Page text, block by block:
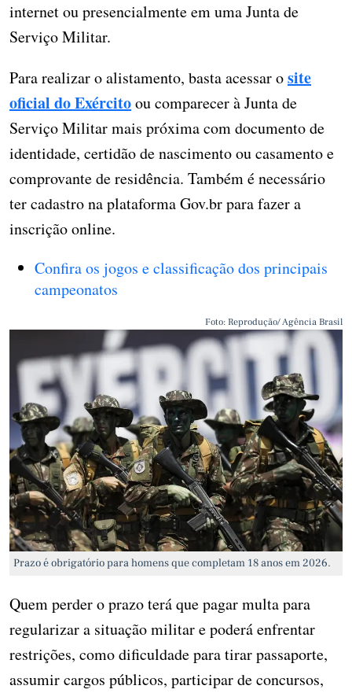
internet ou presencialmente em uma Junta de
Serviço Militar.
Para realizar o alistamento, basta acessar osite
oficial do Exércitoou comparecer à Junta de
Serviço Militar mais próxima com documento de
identidade, certidão de nascimento ou casamento e
comprovante de residência. Também é necessário
ter cadastro na plataforma Gov.br para fazer a
inscrição online.
Confira os jogos e classificação dos principais
campeonatos
Foto: Reprodução/ Agência Brasil
Prazo é obrigatório para homens que completam 18 anos em 2026.
Quem perder o prazo terá que pagar multa para
regularizar a situação militar e poderá enfrentar
restrições, como dificuldade para tirar passaporte,
assumir cargos públicos, participar de concursos,